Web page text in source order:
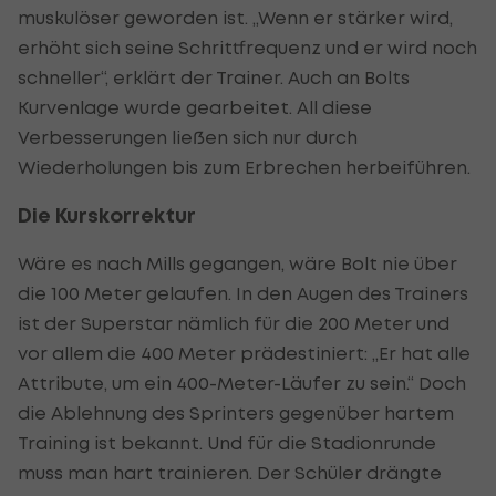
muskulöser geworden ist. „Wenn er stärker wird,
erhöht sich seine Schrittfrequenz und er wird noch
schneller“, erklärt der Trainer. Auch an Bolts
Kurvenlage wurde gearbeitet. All diese
Verbesserungen ließen sich nur durch
Wiederholungen bis zum Erbrechen herbeiführen.
Die Kurskorrektur
Wäre es nach Mills gegangen, wäre Bolt nie über
die 100 Meter gelaufen. In den Augen des Trainers
ist der Superstar nämlich für die 200 Meter und
vor allem die 400 Meter prädestiniert: „Er hat alle
Attribute, um ein 400-Meter-Läufer zu sein.“ Doch
die Ablehnung des Sprinters gegenüber hartem
Training ist bekannt. Und für die Stadionrunde
muss man hart trainieren. Der Schüler drängte